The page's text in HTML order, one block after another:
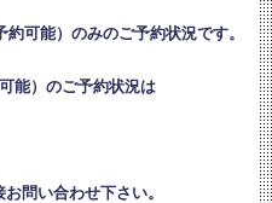
可能）のみのご予約状況です。
能）のご予約状況は
問い合わせ下さい。